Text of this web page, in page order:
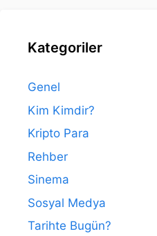
Kategoriler
Genel
Kim Kimdir?
Kripto Para
Rehber
Sinema
Sosyal Medya
Tarihte Bugün?